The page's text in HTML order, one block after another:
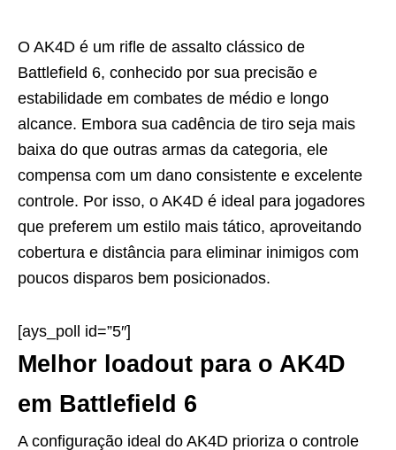
O AK4D é um rifle de assalto clássico de
Battlefield 6, conhecido por sua precisão e
estabilidade em combates de médio e longo
alcance. Embora sua cadência de tiro seja mais
baixa do que outras armas da categoria, ele
compensa com um dano consistente e excelente
controle. Por isso, o AK4D é ideal para jogadores
que preferem um estilo mais tático, aproveitando
cobertura e distância para eliminar inimigos com
poucos disparos bem posicionados.
[ays_poll id=”5″]
Melhor loadout para o AK4D
em Battlefield 6
A configuração ideal do AK4D prioriza o controle